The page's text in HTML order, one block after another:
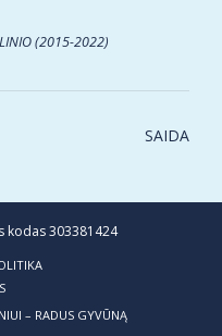
(2015-2022)
SAIDA
kodas 303381424
– RADUS GYVŪNĄ